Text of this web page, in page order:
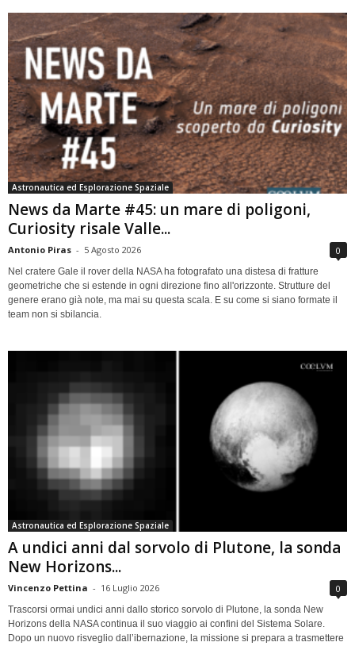
Astronautica ed Esplorazione Spaziale
News da Marte #45: un mare di poligoni,
Curiosity risale Valle...
Antonio Piras - 5 Agosto 2026 0
Nel cratere Gale il rover della NASA ha fotografato una distesa di fratture
geometriche che si estende in ogni direzione fino all'orizzonte. Strutture del
genere erano già note, ma mai su questa scala. E su come si siano formate il
team non si sbilancia.
Astronautica ed Esplorazione Spaziale
A undici anni dal sorvolo di Plutone, la sonda
New Horizons...
Vincenzo Pettina - 16 Luglio 2026 0
Trascorsi ormai undici anni dallo storico sorvolo di Plutone, la sonda New
Horizons della NASA continua il suo viaggio ai confini del Sistema Solare.
Dopo un nuovo risveglio dall’ibernazione, la missione si prepara a trasmettere